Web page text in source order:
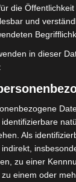
Tigermücken-
Hockeyschläger
Zeugen
die
und
in dieser
Als
zu einer
einem oder